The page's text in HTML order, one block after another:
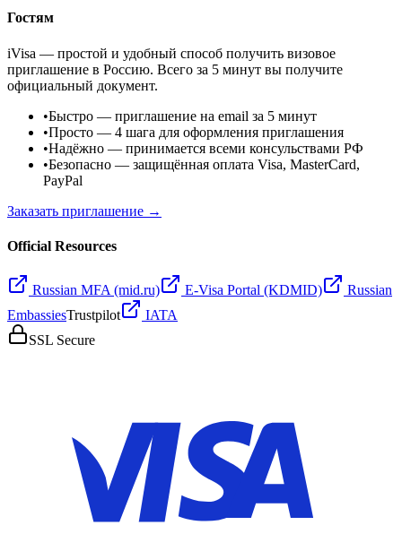
Гостям
iVisa — простой и удобный способ получить визовое
приглашение в Россию. Всего за 5 минут вы получите
официальный документ.
•Быстро — приглашение на email за 5 минут
•Просто — 4 шага для оформления приглашения
•Надёжно — принимается всеми консульствами РФ
•Безопасно — защищённая оплата Visa, MasterCard,
PayPal
Заказать приглашение →
Official Resources
Russian MFA (mid.ru) E-Visa Portal (KDMID)
Russian
EmbassiesTrustpilot
IATA
SSL Secure